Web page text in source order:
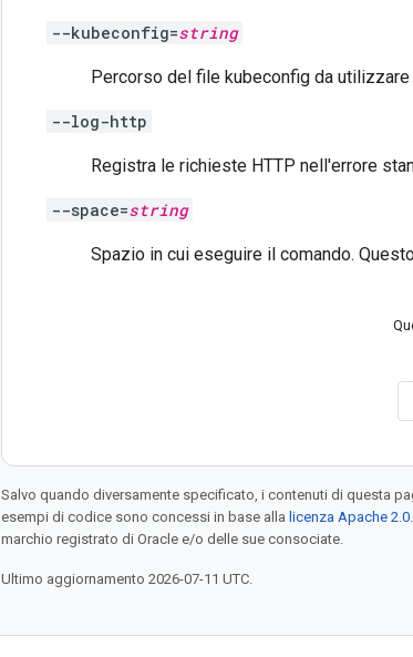
--kubeconfig=string
Percorso del file kubeconfig da
--log-http
Registra le richieste HTTP nell'errore
--space=string
Spazio in cui eseguire il comando.
Salvo quando diversamente specificato, i contenuti di questa
esempi di codice sono concessi in base alla licenza Apache 2.0
marchio registrato di Oracle e/o delle sue consociate.
Ultimo aggiornamento 2026-07-11 UTC.